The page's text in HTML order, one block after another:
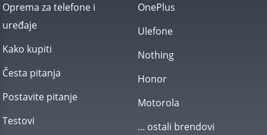
Oprema za telefone i
uređaje
Kako kupiti
Česta pitanja
Postavite pitanje
Testovi
OnePlus
Ulefone
Nothing
Honor
Motorola
... ostali brendovi